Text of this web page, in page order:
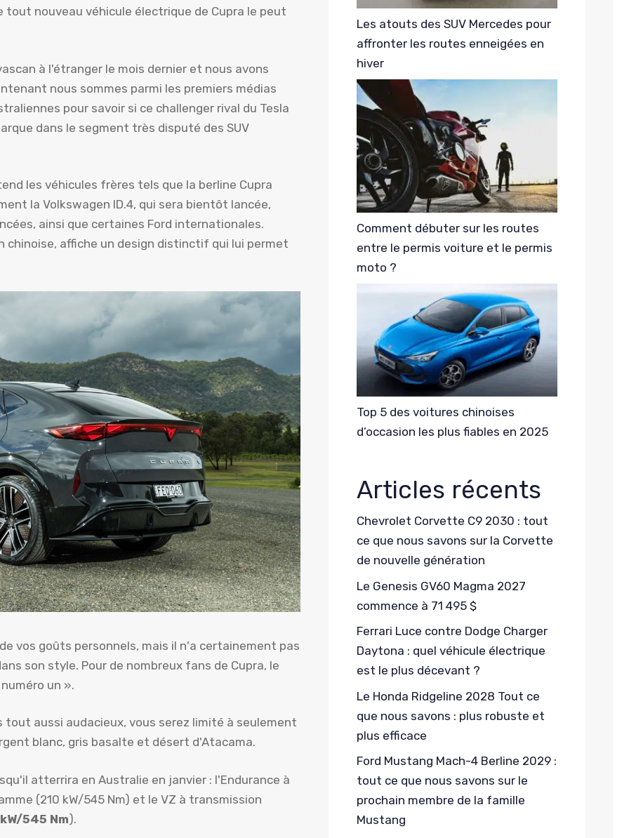
nouveau véhicule électrique de Cupra le peut
à l'étranger le mois dernier et nous avons
nous sommes parmi les premiers médias
pour savoir si ce challenger rival du Tesla
dans le segment très disputé des SUV
les véhicules frères tels que la berline Cupra
la Volkswagen ID.4, qui sera bientôt lancée,
ainsi que certaines Ford internationales.
chinoise, affiche un design distinctif qui lui permet
vos goûts personnels, mais il n'a certainement pas
son style. Pour de nombreux fans de Cupra, le
un ».
tout aussi audacieux, vous serez limité à seulement
blanc, gris basalte et désert d'Atacama.
atterrira en Australie en janvier : l'Endurance à
(210 kW/545 Nm) et le VZ à transmission
545 Nm).
Les atouts des SUV Mercedes pour
affronter les routes enneigées en
hiver
Comment débuter sur les routes
entre le permis voiture et le permis
moto ?
Top 5 des voitures chinoises
d’occasion les plus fiables en 2025
Articles récents
Chevrolet Corvette C9 2030 : tout
ce que nous savons sur la Corvette
de nouvelle génération
Le Genesis GV60 Magma 2027
commence à 71 495 $
Ferrari Luce contre Dodge Charger
Daytona : quel véhicule électrique
est le plus décevant ?
Le Honda Ridgeline 2028 Tout ce
que nous savons : plus robuste et
plus efficace
Ford Mustang Mach-4 Berline 2029 :
tout ce que nous savons sur le
prochain membre de la famille
Mustang